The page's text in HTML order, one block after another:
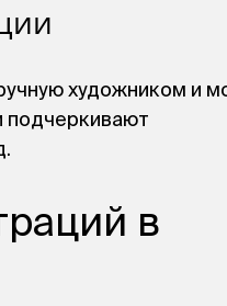
художником и
подчеркивают
в